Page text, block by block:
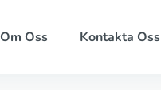
Om Oss Kontakta Oss